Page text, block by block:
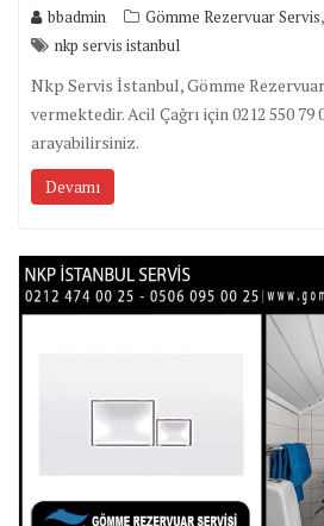
bbadmin Gömme Rezervuar Servis,
nkp servis istanbul
Nkp Servis İstanbul, Gömme
vermektedir. Acil Çağrı için 0212 550
arayabilirsiniz.
Devamı